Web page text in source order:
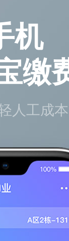
机
缴
人工成